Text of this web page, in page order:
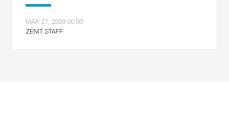
MAR 27, 2009 00:00
ZENIT STAFF